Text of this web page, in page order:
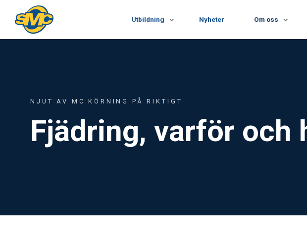
Utbildning Nyheter Om oss
NJUT AV MC KÖRNING PÅ RIKTIGT
Fjädring, varför och